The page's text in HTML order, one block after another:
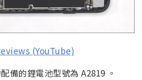
(YouTube)
備的鋰電池型號為 A2819 。